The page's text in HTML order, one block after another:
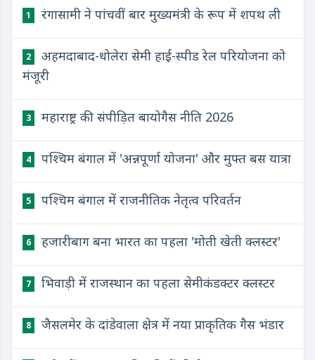
1 रंगासामी ने पांचवीं बार मुख्यमंत्री के रूप में शपथ ली
2
अहमदाबाद-धोलेरा सेमी हाई-स्पीड रेल परियोजना को
मंजूरी
3 महाराष्ट्र की संपीड़ित बायोगैस नीति 2026
4 पश्चिम बंगाल में 'अन्नपूर्णा योजना' और मुफ्त बस यात्रा
5 पश्चिम बंगाल में राजनीतिक नेतृत्व परिवर्तन
6 हजारीबाग बना भारत का पहला 'मोती खेती क्लस्टर'
7 भिवाड़ी में राजस्थान का पहला सेमीकंडक्टर क्लस्टर
8 जैसलमेर के दांडेवाला क्षेत्र में नया प्राकृतिक गैस भंडार